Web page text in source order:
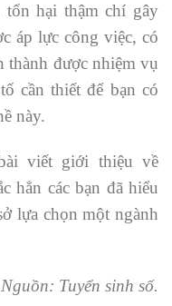
tổn hại thậm chí gây
áp lực công việc, có
thành được nhiệm vụ
cần thiết để bạn có
này.
viết giới thiệu về
hẳn các bạn đã hiểu
lựa chọn một ngành
Nguồn: Tuyển sinh số.